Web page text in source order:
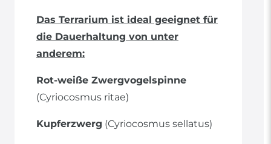
Das Terrarium ist ideal geeignet für
die Dauerhaltung von unter
anderem:
Rot-weiße Zwergvogelspinne
(Cyriocosmus ritae)
Kupferzwerg (Cyriocosmus sellatus)